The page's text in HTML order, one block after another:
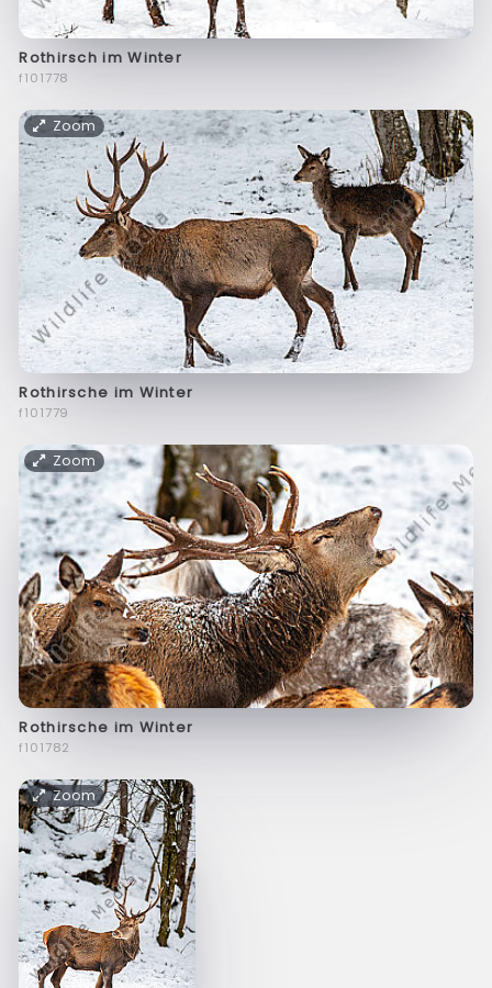
Rothirsch im Winter
f101778
Zoom
Rothirsche im Winter
f101779
Zoom
Rothirsche im Winter
f101782
Zoom